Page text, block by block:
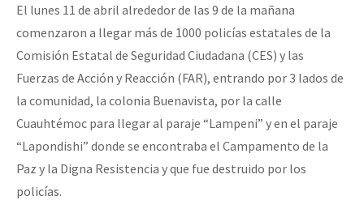
El lunes 11 de abril alrededor de las 9 de la mañana
comenzaron a llegar más de 1000 policías estatales de la
Comisión Estatal de Seguridad Ciudadana (CES) y las
Fuerzas de Acción y Reacción (FAR), entrando por 3 lados de
la comunidad, la colonia Buenavista, por la calle
Cuauhtémoc para llegar al paraje “Lampeni” y en el paraje
“Lapondishi” donde se encontraba el Campamento de la
Paz y la Digna Resistencia y que fue destruido por los
policías.